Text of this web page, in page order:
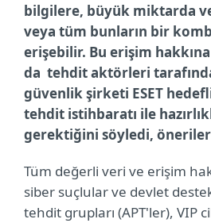
bilgilere, büyük miktarda
veya tüm bunların bir
erişebilir. Bu erişim
da tehdit aktörleri
güvenlik şirketi ESET
tehdit istihbaratı ile
gerektiğini söyledi,
Tüm değerli veri ve erişim
siber suçlular ve devlet
tehdit grupları (APT'ler), VIP